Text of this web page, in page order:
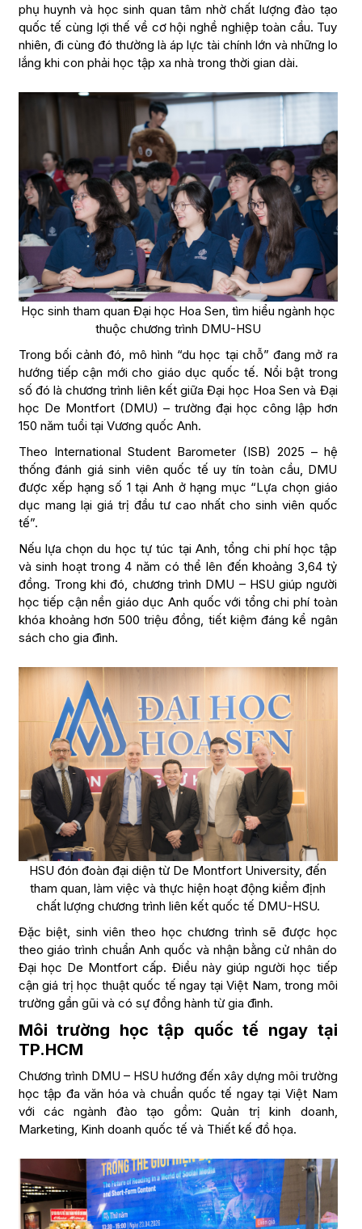
phụ huynh và học sinh quan tâm nhờ chất lượng đào tạo
quốc tế cùng lợi thế về cơ hội nghề nghiệp toàn cầu. Tuy
nhiên, đi cùng đó thường là áp lực tài chính lớn và những lo
lắng khi con phải học tập xa nhà trong thời gian dài.
Học sinh tham quan Đại học Hoa Sen, tìm hiểu ngành học
thuộc chương trình DMU-HSU
Trong bối cảnh đó, mô hình “du học tại chỗ” đang mở ra
hướng tiếp cận mới cho giáo dục quốc tế. Nổi bật trong
số đó là chương trình liên kết giữa Đại học Hoa Sen và Đại
học De Montfort (DMU) – trường đại học công lập hơn
150 năm tuổi tại Vương quốc Anh.
Theo International Student Barometer (ISB) 2025 – hệ
thống đánh giá sinh viên quốc tế uy tín toàn cầu, DMU
được xếp hạng số 1 tại Anh ở hạng mục “Lựa chọn giáo
dục mang lại giá trị đầu tư cao nhất cho sinh viên quốc
tế”.
Nếu lựa chọn du học tự túc tại Anh, tổng chi phí học tập
và sinh hoạt trong 4 năm có thể lên đến khoảng 3,64 tỷ
đồng. Trong khi đó, chương trình DMU – HSU giúp người
học tiếp cận nền giáo dục Anh quốc với tổng chi phí toàn
khóa khoảng hơn 500 triệu đồng, tiết kiệm đáng kể ngân
sách cho gia đình.
HSU đón đoàn đại diện từ De Montfort University, đến
tham quan, làm việc và thực hiện hoạt động kiểm định
chất lượng chương trình liên kết quốc tế DMU-HSU.
Đặc biệt, sinh viên theo học chương trình sẽ được học
theo giáo trình chuẩn Anh quốc và nhận bằng cử nhân do
Đại học De Montfort cấp. Điều này giúp người học tiếp
cận giá trị học thuật quốc tế ngay tại Việt Nam, trong môi
trường gần gũi và có sự đồng hành từ gia đình.
Môi trường học tập quốc tế ngay tại
TP.HCM
Chương trình DMU – HSU hướng đến xây dựng môi trường
học tập đa văn hóa và chuẩn quốc tế ngay tại Việt Nam
với các ngành đào tạo gồm: Quản trị kinh doanh,
Marketing, Kinh doanh quốc tế và Thiết kế đồ họa.